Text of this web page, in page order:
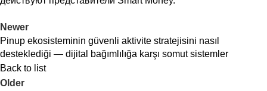
Newer
Pinup ekosisteminin güvenli aktivite stratejisini nasıl
desteklediği — dijital bağımlılığa karşı somut sistemler
Back to list
Older